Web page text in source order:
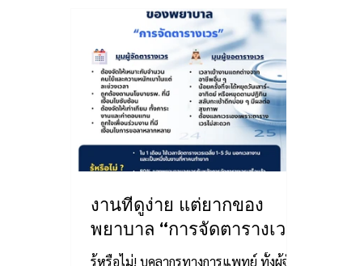
งานที่ดูง่าย แต่ยากของ
พยาบาล “การจัดตารางเวร”
รู้หรือไม่! บุคลากรทางการแพทย์ ทั้งผู้จัด